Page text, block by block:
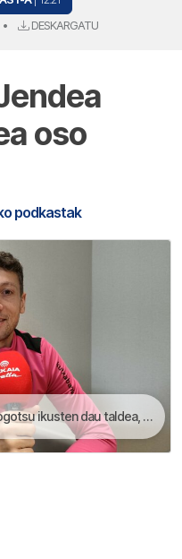
• DESKARGATU
oso
podkastak
gero eta gehiago disfrutetan dauala dino | Jokoan